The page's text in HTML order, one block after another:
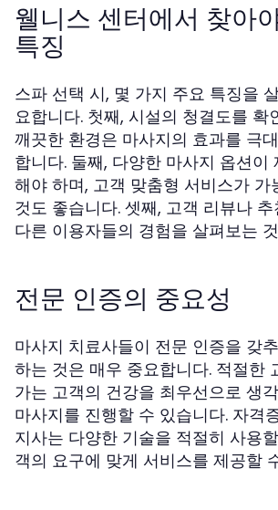
웰니스 센터에서 찾아
특징
스파 선택 시, 몇 가지 주요 특징을
요합니다. 첫째, 시설의 청결도를 확
깨끗한 환경은 마사지의 효과를 극
합니다. 둘째, 다양한 마사지 옵션이
해야 하며, 고객 맞춤형 서비스가 가
것도 좋습니다. 셋째, 고객 리뷰나
다른 이용자들의 경험을 살펴보는
전문 인증의 중요성
마사지 치료사들이 전문 인증을 갖
하는 것은 매우 중요합니다. 적절한
가는 고객의 건강을 최우선으로 생
마사지를 진행할 수 있습니다. 자격
지사는 다양한 기술을 적절히 사용
객의 요구에 맞게 서비스를 제공할